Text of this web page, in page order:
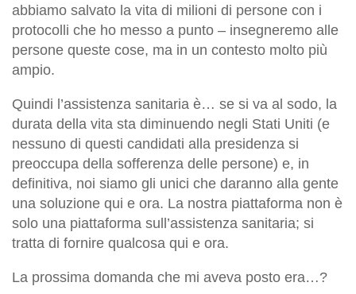
abbiamo salvato la vita di milioni di persone con i
protocolli che ho messo a punto – insegneremo alle
persone queste cose, ma in un contesto molto più
ampio.
Quindi l’assistenza sanitaria è… se si va al sodo, la
durata della vita sta diminuendo negli Stati Uniti (e
nessuno di questi candidati alla presidenza si
preoccupa della sofferenza delle persone) e, in
definitiva, noi siamo gli unici che daranno alla gente
una soluzione qui e ora. La nostra piattaforma non è
solo una piattaforma sull’assistenza sanitaria; si
tratta di fornire qualcosa qui e ora.
La prossima domanda che mi aveva posto era…?